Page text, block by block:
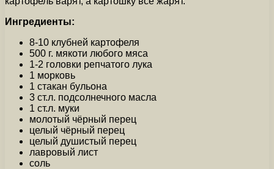
Ингредиенты:
8-10 клубней картофеля
500 г. мякоти любого мяса
1-2 головки репчатого лука
1 морковь
1 стакан бульона
3 ст.л. подсолнечного масла
1 ст.л. муки
молотый чёрный перец
целый чёрный перец
целый душистый перец
лавровый лист
соль